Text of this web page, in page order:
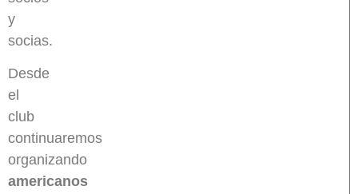
y
socias.
Desde
el
club
continuaremos
organizando
americanos